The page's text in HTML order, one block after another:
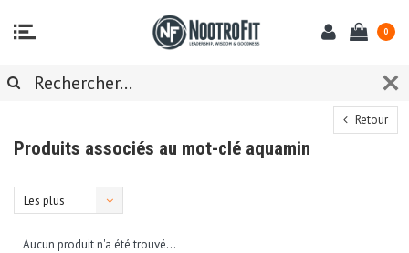
0
Retour
Produits associés au mot-clé aquamin
Les plus
Aucun produit n'a été trouvé...